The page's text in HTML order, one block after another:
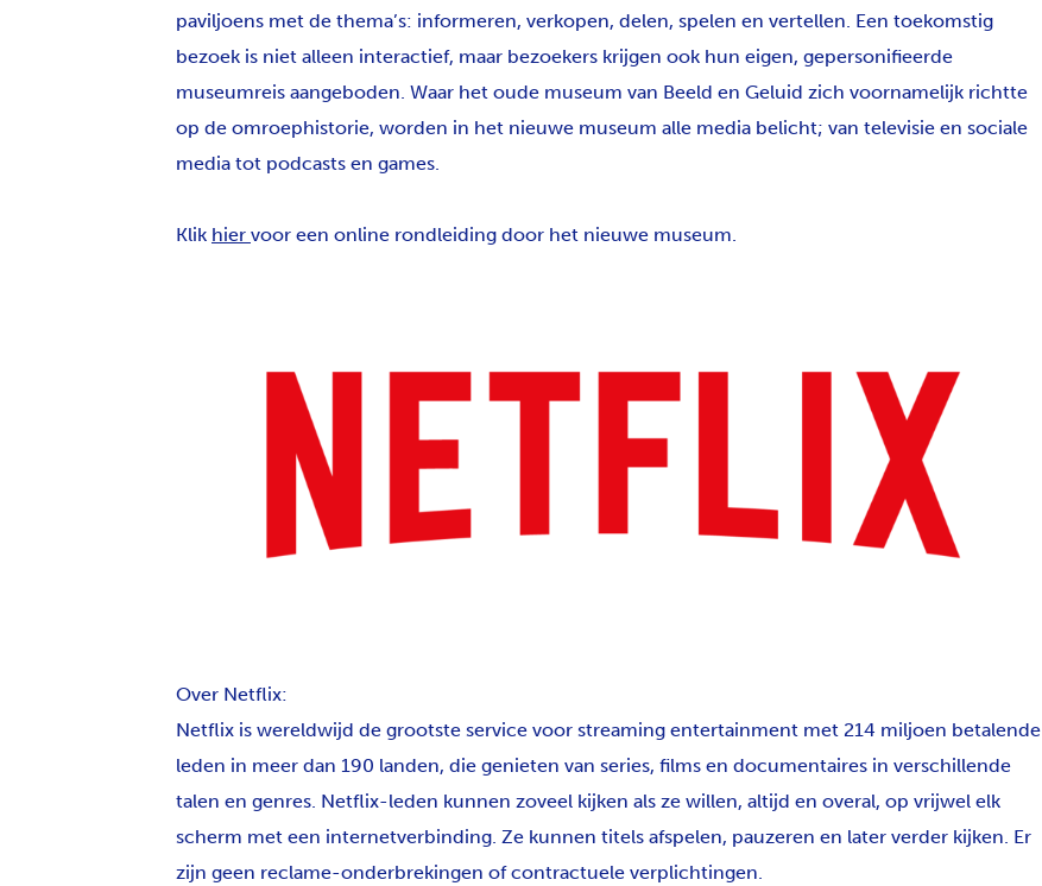
paviljoens met de thema’s: informeren, verkopen, delen, spelen en vertellen. Een toekomstig
bezoek is niet alleen interactief, maar bezoekers krijgen ook hun eigen, gepersonifieerde
museumreis aangeboden. Waar het oude museum van Beeld en Geluid zich voornamelijk richtte
op de omroephistorie, worden in het nieuwe museum alle media belicht; van televisie en sociale
media tot podcasts en games.
Klik hier voor een online rondleiding door het nieuwe museum.
Over Netflix:
Netflix is wereldwijd de grootste service voor streaming entertainment met 214 miljoen betalende
leden in meer dan 190 landen, die genieten van series, films en documentaires in verschillende
talen en genres. Netflix-leden kunnen zoveel kijken als ze willen, altijd en overal, op vrijwel elk
scherm met een internetverbinding. Ze kunnen titels afspelen, pauzeren en later verder kijken. Er
zijn geen reclame-onderbrekingen of contractuele verplichtingen.